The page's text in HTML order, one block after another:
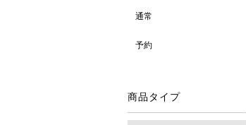
通常
予約
商品タイプ